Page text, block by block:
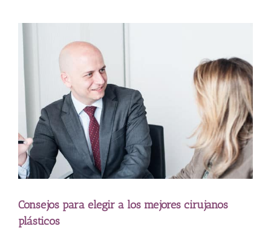
Consejos para elegir a los mejores cirujanos
plásticos